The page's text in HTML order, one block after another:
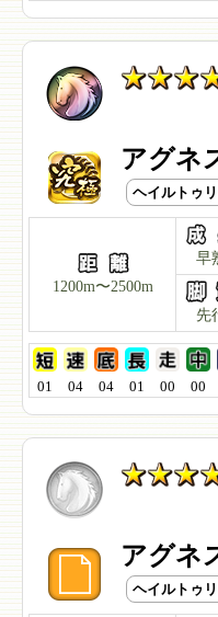
アグネ
ヘイルトゥ
1200m〜2500m
早
先
01 04 04 01 00 00
アグネ
ヘイルトゥ